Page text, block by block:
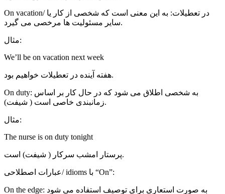
On vacation/ در تعطیلات: به این معنی است که شخصی از کار یا
سایر مسئولیت ها مرخصی می گیرد.
مثال:
We’ll be on vacation next week
هفته آینده در تعطیلات خواهیم بود.
On duty: به شخصی اطلاق می شود که در حال کار بر اساس
زمانبندی خاصی است ( شیفت).
مثال:
The nurse is on duty tonight
پرستار امشب سرکار ( شیفت) است.
عبارات اصطلاحی/ idioms با “On”:
On the edge: به صورت استعاری برای توصیف استفاده می شود